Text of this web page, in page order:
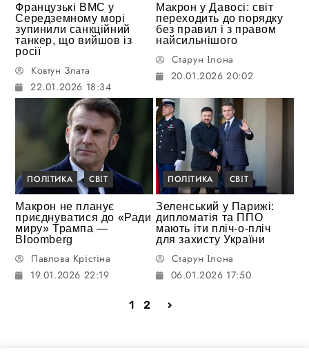
Французькі ВМС у
Середземному морі
зупинили санкційний
танкер, що вийшов із
росії
Ковтун Злата
22.01.2026 18:34
Макрон у Давосі: світ
переходить до порядку
без правил і з правом
найсильнішого
Старун Ілона
20.01.2026 20:02
ПОЛІТИКА СВІТ
Макрон не планує
приєднуватися до «Ради
миру» Трампа —
Bloomberg
Павлова Крістіна
19.01.2026 22:19
ПОЛІТИКА СВІТ
Зеленський у Парижі:
дипломатія та ППО
мають іти пліч-о-пліч
для захисту України
Старун Ілона
06.01.2026 17:50
1 2